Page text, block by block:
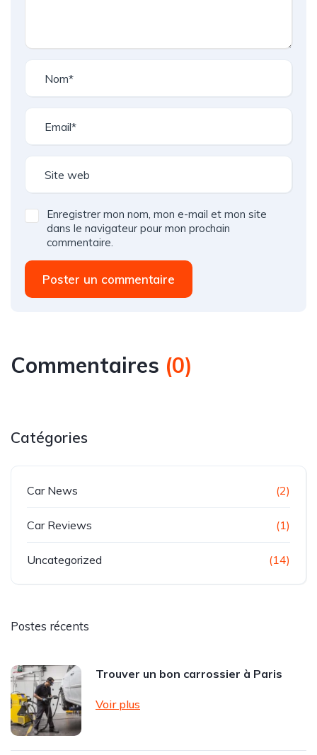
Enregistrer mon nom, mon e-mail et mon site
dans le navigateur pour mon prochain
commentaire.
Poster un commentaire
Commentaires (0)
Catégories
Car News (2)
Car Reviews (1)
Uncategorized (14)
Postes récents
Trouver un bon carrossier à Paris
Voir plus